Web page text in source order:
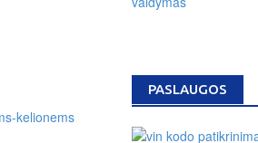
PASLAUGOS